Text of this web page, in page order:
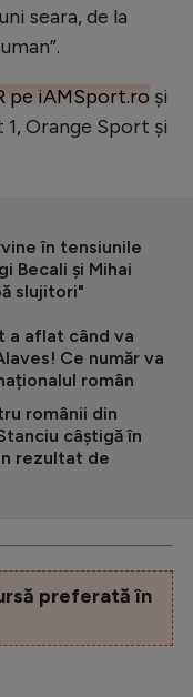
seara, de la
pe iAMSport.ro și
Orange Sport și
în tensiunile
Becali și Mihai
slujitori"
a aflat când va
Ce număr va
român
românii din
câștigă în
rezultat de
preferată în